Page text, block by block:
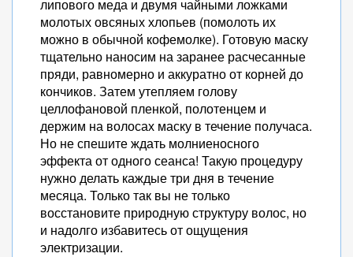
липового меда и двумя чайными ложками
молотых овсяных хлопьев (помолоть их
можно в обычной кофемолке). Готовую маску
тщательно наносим на заранее расчесанные
пряди, равномерно и аккуратно от корней до
кончиков. Затем утепляем голову
целлофановой пленкой, полотенцем и
держим на волосах маску в течение получаса.
Но не спешите ждать молниеносного
эффекта от одного сеанса! Такую процедуру
нужно делать каждые три дня в течение
месяца. Только так вы не только
восстановите природную структуру волос, но
и надолго избавитесь от ощущения
электризации.